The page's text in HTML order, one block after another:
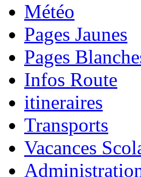
Météo
Pages Jaunes
Pages
Infos Route
itineraires
Transports
Vacances